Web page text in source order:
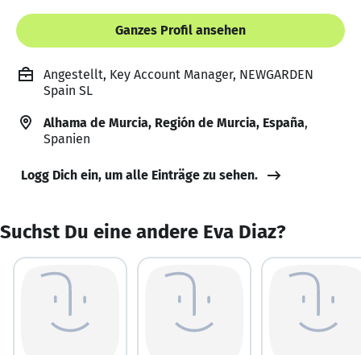
Ganzes Profil ansehen
Angestellt, Key Account Manager, NEWGARDEN
Spain SL
Alhama de Murcia, Región de Murcia, España,
Spanien
Logg Dich ein, um alle Einträge zu sehen.
Suchst Du eine andere Eva Diaz?